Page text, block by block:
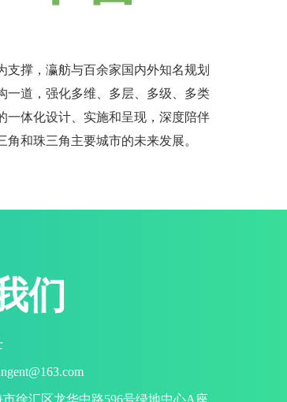
支撑，瀛舫与百余家国内外知名规划
一道，强化多维、多层、多级、多类
一体化设计、实施和呈现，深度陪伴
角和珠三角主要城市的未来发展。
们
徐汇区龙华中路596号绿地中心A座